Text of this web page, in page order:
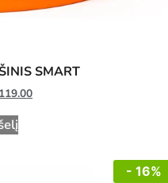
SMART
119.00
- 16%